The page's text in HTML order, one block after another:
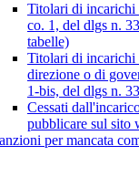
Titolari di
co. 1, del dlgs n.
tabelle)
Titolari di incarichi
direzione o di
1-bis, del dlgs n.
Cessati
pubblicare sul sito
per mancata